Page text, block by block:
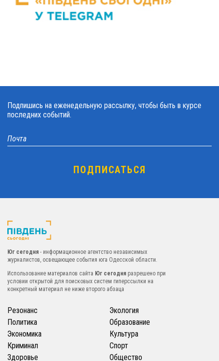
Подпишись на еженедельную рассылку, чтобы быть в курсе
последних событий.
Юг сегодня - информационное агентство независимых
журналистов, освещающее события юга Одесской области.
Использование материалов сайта Юг сегодня разрешено при
условии открытой для поисковых систем гиперссылки на
конкретный материал не ниже второго абзаца
Резонанс
Политика
Экономика
Криминал
Здоровье
Экология
Образование
Культура
Спорт
Общество